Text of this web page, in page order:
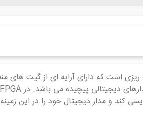
کند و مدار دیجیتال خود را در این